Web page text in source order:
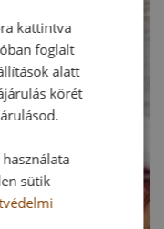
kattintva
foglalt
alatt
körét
sütik